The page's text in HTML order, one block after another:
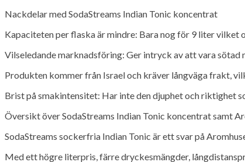
Nackdelar med SodaStreams Indian Tonic koncentrat
Kapaciteten per flaska är mindre: Bara nog för 9 liter vilket
Vilseledande marknadsföring: Ger intryck av att vara sötad
Produkten kommer från Israel och kräver långväga frakt,
Brist på smakintensitet: Har inte den djuphet och riktighet
Översikt över SodaStreams Indian Tonic koncentrat samt
SodaStreams sockerfria Indian Tonic är ett svar på
Med ett högre literpris, färre dryckesmängder,